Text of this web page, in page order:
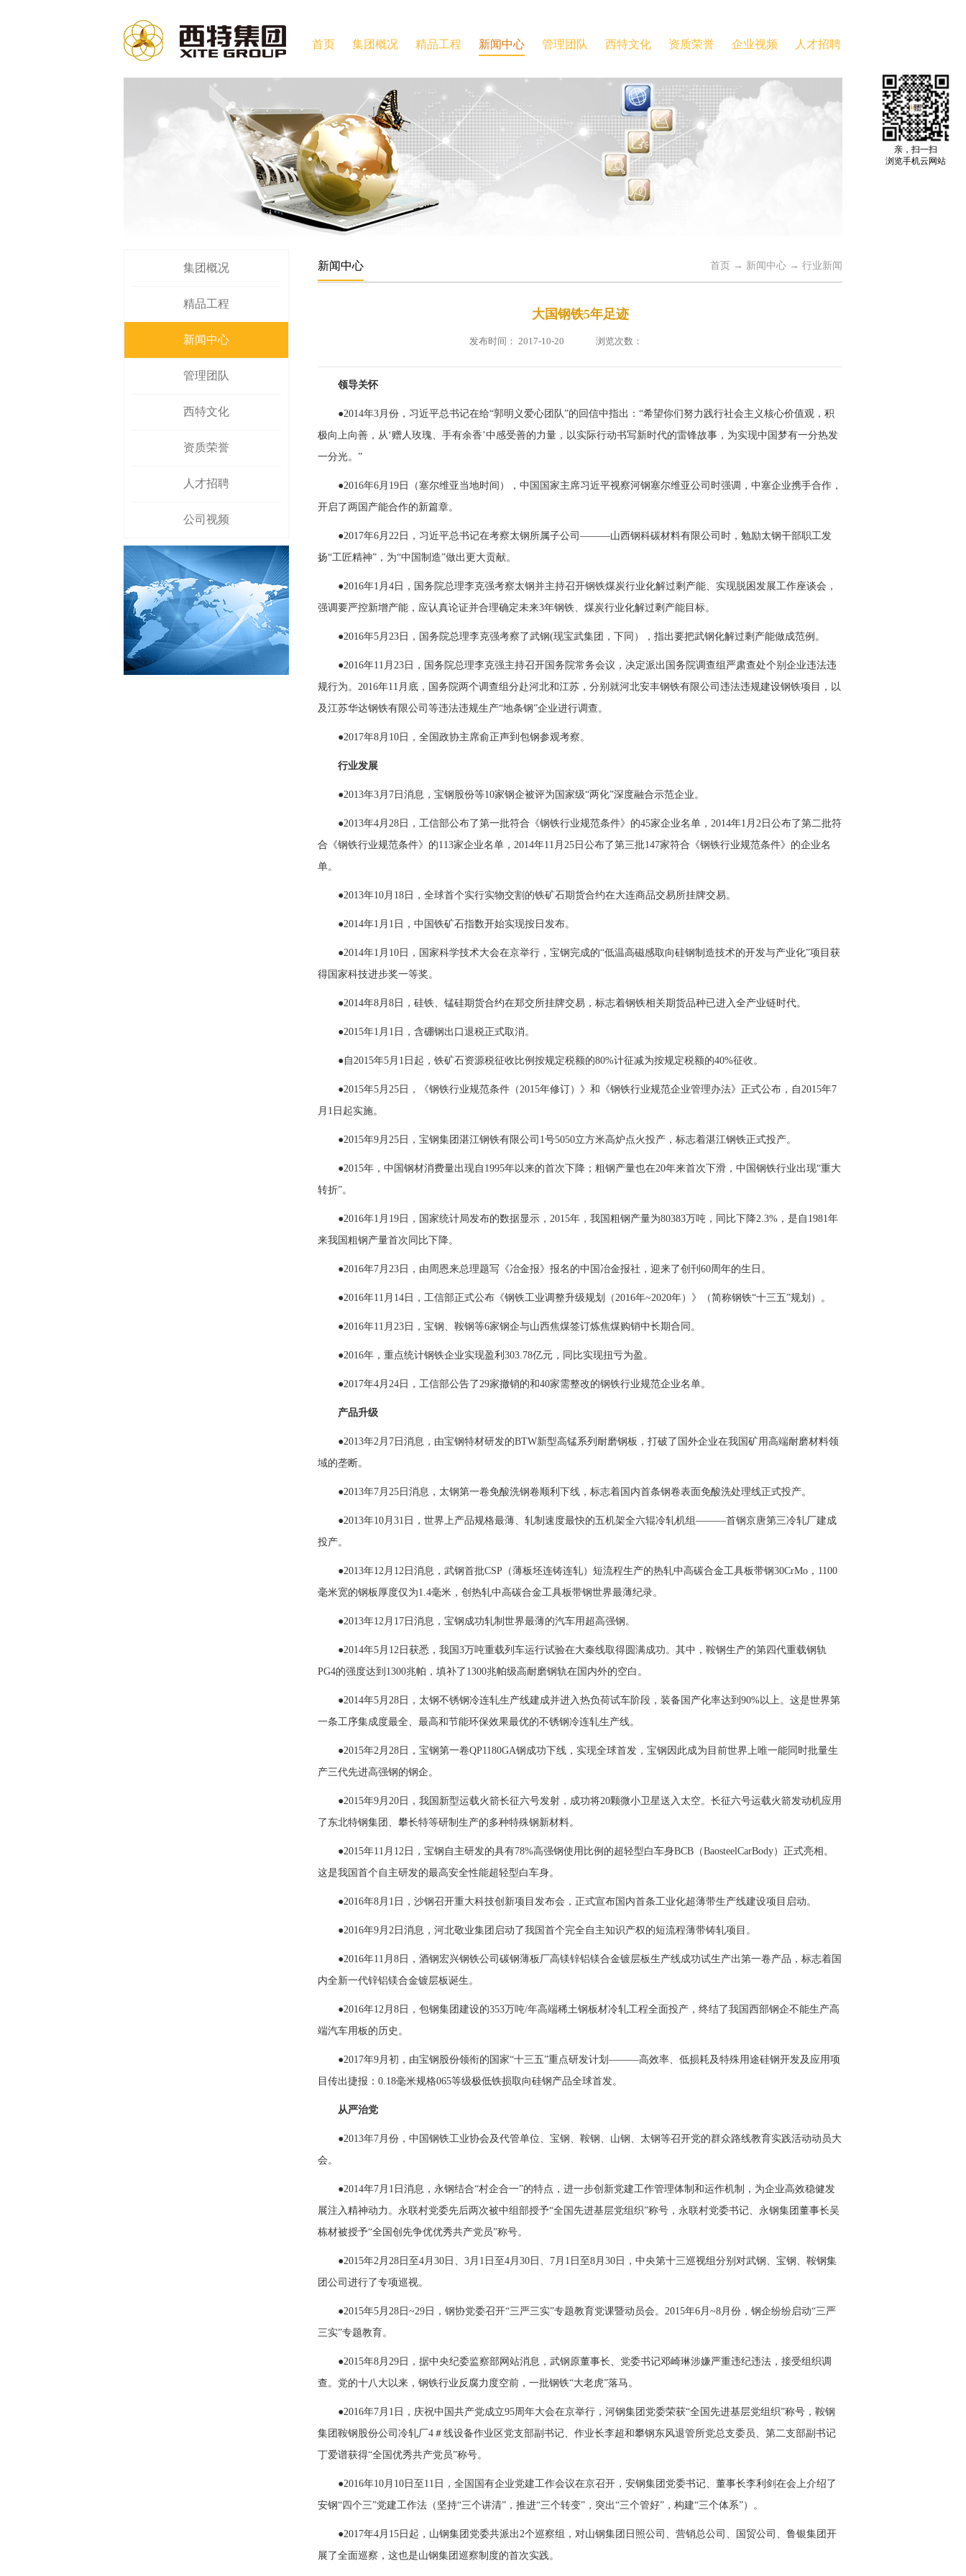
首页 集团概况 精品工程 新闻中心 管理团队 西特文化 资质荣誉 企业视频 人才招聘
集团概况
精品工程
新闻中心
管理团队
西特文化
资质荣誉
人才招聘
公司视频
新闻中心 首页 → 新闻中心 → 行业新闻
大国钢铁5年足迹
发布时间： 2017-10-20 浏览次数：
领导关怀
●2014年3月份，习近平总书记在给“郭明义爱心团队”的回信中指出：“希望你们努力践行社会主义核心价值观，积
极向上向善，从‘赠人玫瑰、手有余香’中感受善的力量，以实际行动书写新时代的雷锋故事，为实现中国梦有一分热发
一分光。”
●2016年6月19日（塞尔维亚当地时间），中国国家主席习近平视察河钢塞尔维亚公司时强调，中塞企业携手合作，
开启了两国产能合作的新篇章。
●2017年6月22日，习近平总书记在考察太钢 所属子公司———山西钢科碳材料有限公司时，勉励太钢干部职工发
扬“工匠精神”，为“中国制造”做出更大贡献。
●2016年1月4日，国务院总理李克强考察太钢并主持召开钢铁煤炭行业化解过剩产能、实现脱困发展工作座谈会，
强调要严控新增产能，应认真论证并合理确定未来3年钢铁、煤炭行业化解过剩产能目标。
●2016年5月23日，国务院总理李克强考察了武钢(现宝武集团，下同），指出要把武钢化解过剩产能做成范例。
●2016年11月23日，国务院总理李克强主持召开国务院常务会议，决定派出国务院调查组严肃查处个别企业违法违
规行为。2016年11月底，国务院两个调查组分赴河北和江苏，分别就河北安丰钢铁有限公司违法违规建设钢铁项目，以
及江苏华达钢铁有限公司等违法违规生产“地条钢”企业进行调查。
●2017年8月10日，全国政协主席俞正声到 包钢参观考察。
行业发展
●2013年3月7日消息， 宝钢 股份等10家钢企被评为国家级“两化”深度融合示范企业。
●2013年4月28日，工信部公布了第一批符合《钢铁行业规范条件》的45家企业名单，2014年1月2日公布了第二批符
合《钢铁行业规范条件》的113家企业名单，2014年11月25日公布了第三批147家符合《钢铁行业规范条件》的企业名
单。
●2013年10月18日，全球首个实行实物交割的铁矿石期货合约在大连商品交易所挂牌交易。
●2014年1月1日，中国铁矿石指数开始实现按日发布。
●2014年1月10日，国家科学技术大会在京举行，宝钢完成的“低温高磁感取向硅钢制造技术的开发与产业化”项目获
得国家科技进步奖一等奖。
●2014年8月8日，硅铁、锰硅期货合约在郑交所挂牌交易，标志着钢铁相关期货品种已进入全产业链时代。
●2015年1月1日，含硼钢 出口 退税正式取消。
●自2015年5月1日起，铁矿石资源税征收比例按规定税额的80%计征减为按规定税额的40%征收。
●2015年5月25日，《钢铁行业规范条件（2015年修订）》和《钢铁行业规范企业管理办法》正式公布，自2015年7
月1日起实施。
●2015年9月25日，宝钢集团湛江钢铁有限公司1号5050立方米高炉点火投产，标志着湛江钢铁正式投产。
●2015年，中国钢材消费量出现自1995年以来的首次下降； 粗钢 产量也在20年来首次下滑，中国钢铁行业出现“重大
转折”。
●2016年1月19日，国家统计局发布的数据显示，2015年，我国粗钢产量为80383万吨，同比下降2.3%，是自1981年
来我国粗钢产量首次同比下降。
●2016年7月23日，由周恩来总理题写《冶金报》报名的中国冶金报社，迎来了创刊60周年的生日。
●2016年11月14日，工信部正式公布《钢铁工业调整升级规划（2016年~2020年）》（简称钢铁“十三五”规划）。
●2016年11月23日，宝钢、 鞍钢等6家钢企与山西焦煤签订炼焦煤购销中长期合同。
●2016年，重点统计钢铁企业实现盈利303.78亿元，同比实现扭亏为盈。
●2017年4月24日，工信部公告了29家撤销的和40家需整改的钢铁行业规范企业名单。
产品升级
●2013年2月7日消息，由宝钢特材研发的BTW新型高锰系列耐磨钢板，打破了国外企业在我国矿用高端耐磨材料领
域的垄断。
●2013年7月25日消息，太钢第一卷免酸洗钢卷顺利下线，标志着国内首条钢卷表面免酸洗处理线正式投产。
●2013年10月31日，世界上产品规格最薄、轧制速度最快的五机架全六辊冷轧机组———首钢京唐第三冷轧厂建成
投产。
●2013年12月12日消息，武钢首批CSP（薄板坯连铸连轧）短流程生产的热轧中高碳合金工具板带钢30CrMo，1100
毫米宽的钢板厚度仅为1.4毫米，创热轧中高碳合金工具板带钢世界最薄纪录。
●2013年12月17日消息，宝钢成功轧制世界最薄的汽车用超高强钢。
●2014年5月12日获悉，我国3万吨重载列车运行试验在大秦线取得圆满成功。其中，鞍钢生产的第四代重载钢轨
PG4的强度达到1300兆帕，填补了1300兆帕级高耐磨钢轨在国内外的空白。
●2014年5月28日，太钢不锈钢冷连轧生产线建成并进入热负荷试车阶段，装备国产化率达到90%以上。这是世界第
一条工序集成度最全、最高和节能环保效果最优的不锈钢冷连轧生产线。
●2015年2月28日，宝钢第一卷QP1180GA钢成功下线，实现全球首发，宝钢因此成为目前世界上唯一能同时批量生
产三代先进高强钢的钢企。
●2015年9月20日，我国新型运载火箭长征六号发射，成功将20颗微小卫星送入太空。长征六号运载火箭发动机应用
了东北特钢集团、攀长特等研制生产的多种特殊钢新材料。
●2015年11月12日，宝钢自主研发的具有78%高强钢使用比例的超轻型白车身BCB（BaosteelCarBody）正式亮相。
这是我国首个自主研发的最高安全性能超轻型白车身。
●2016年8月1日， 沙钢召开重大科技创新项目发布会，正式宣布国内首条工业化超薄带生产线建设项目启动。
●2016年9月2日消息，河北敬业集团启动了我国首个完全自主知识产权的短流程薄带铸轧项目。
●2016年11月8日， 酒钢宏兴钢铁公司碳钢薄板厂高镁锌铝镁合金镀层板生产线成功试生产出第一卷产品，标志着国
内全新一代锌铝镁合金镀层板诞生。
●2016年12月8日，包钢集团建设的353万吨/年高端稀土钢板材冷轧工程全面投产，终结了我国西部钢企不能生产高
端汽车用板的历史。
●2017年9月初，由宝钢股份领衔的国家“十三五”重点研发计划———高效率、低损耗及特殊用途硅钢开发及应用项
目传出捷报：0.18毫米规格065等级极低铁损取向硅钢产品全球首发。
从严治党
●2013年7月份，中国钢铁工业协会及代管单位、宝钢、鞍钢、山钢、太钢等召开党的群众路线教育实践活动动员大
会。
●2014年7月1日消息，永钢结合“村企合一”的特点，进一步创新党建工作管理体制和运作机制，为企业高效稳健发
展注入精神动力。永联村党委先后两次被中组部授予“全国先进基层党组织”称号，永联村党委书记、永钢集团董事长吴
栋材被授予“全国创先争优优秀共产党员”称号。
●2015年2月28日至4月30日、3月1日至4月30日、7月1日至8月30日，中央第十三巡视组分别对武钢、宝钢、鞍钢集
团公司进行了专项巡视。
●2015年5月28日~29日，钢协党委召开“三严三实”专题教育党课暨动员会。2015年6月~8月份，钢企纷纷启动“三严
三实”专题教育。
●2015年8月29日，据中央纪委监察部网站消息，武钢原董事长、党委书记邓崎琳涉嫌严重违纪违法，接受组织调
查。党的十八大以来，钢铁行业反腐力度空前，一批钢铁“大老虎”落马。
●2016年7月1日，庆祝中国共产党成立95周年大会在京举行，河钢集团党委荣获“全国先进基层党组织”称号，鞍钢
集团鞍钢股份公司冷轧厂4＃线设备作业区党支部副书记、作业长李超和攀钢 东风退管所党总支委员、第二支部副书记
丁爱谱获得“全国优秀共产党员”称号。
●2016年10月10日至11日，全国国有企业党建工作会议在京召开， 安钢集团党委书记、董事长李利剑在会上介绍了
安钢“四个三”党建工作法（坚持“三个讲清”，推进“三个转变”，突出“三个管好”，构建“三个体系”）。
●2017年4月15日起，山钢集团党委共派出2个巡察组，对山钢集团 日照公司、营销总公司、国贸公司、鲁银集团开
展了全面巡察，这也是山钢集团巡察制度的首次实践。
亲，扫一扫
浏览手机云网站